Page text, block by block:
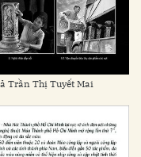
Trần Thị Tuyết Mai